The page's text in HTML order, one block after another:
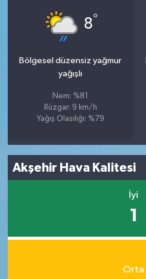
8°
Bölgesel düzensiz yağmur
yağışlı
Nem: %81
Rüzgar: 9 km/h
Yağış Olasılığı: %79
Akşehir Hava Kalitesi
İyi
1
Orta